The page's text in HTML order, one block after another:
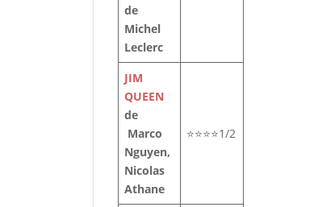
de
Michel
Leclerc
JIM
QUEEN
de
Marco
Nguyen,
Nicolas
Athane
⭐⭐⭐⭐1/2